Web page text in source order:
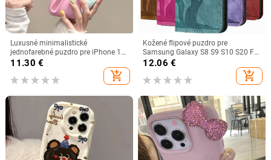
Luxusné minimalistické
jednofarebné puzdro pre iPhone 15
14 Plus 13 12 Mini 11 Pro Max, s
možnosťou inštalácie s krytom na
rúž. Nie je súčasťou balenia.
11.30 €
add_shopping_cart
Kožené flipové puzdro pre
Samsung Galaxy S8 S9 S10 S20 FE
S21 Plus S22 S23 S24 Ultra držiak
so stojanmi a peňaženkou, stojan,
puzdro na telefón
12.06 €
add_shopping_cart